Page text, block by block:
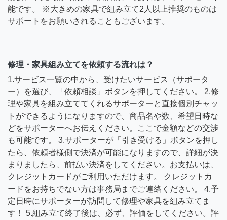
能です。 ※大きめの家具で組み立て2人以上推奨のものは
サポートをお願いされることもございます。
修理・家具組み立てを依頼する流れは？
1.サービス一覧の中から、受けたいサービス（サポータ
ー）を選び、「依頼相談」ボタンを押してください。 2.修
理や家具を組み立ててくれるサポーターと直接個別チャッ
トができるようになりますので、商品名や数、希望日時な
どをサポーターへお伝えください。ここで金額などの交渉
も可能です。 3.サポーターが「引き受ける」ボタンを押し
たら、依頼者様側で決済が可能になりますので、詳細が決
まりましたら、前払い決済をしてください。お支払いは、
クレジットカードがご利用いただけます。 クレジットカ
ードをお持ちでない方は事務局までご連絡ください。 4.予
定日時にサポーターが訪問して修理や家具を組み立てま
す！ 5.組み立て終了後は、必ず、評価をしてください。評